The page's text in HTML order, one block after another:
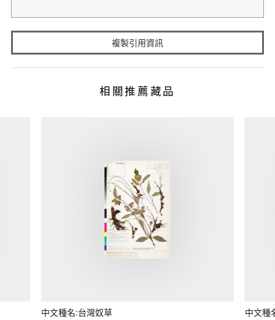
複製引用資訊
相關推薦藏品
中文種名:台灣奴草 中文種